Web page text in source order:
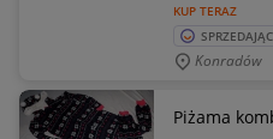
KUP TERAZ
Konradów
Piżama